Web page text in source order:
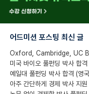
어드미션 포스팅 최신 글
Oxford, Cambridge, UC
미국 바이오 풀펀딩 박사 합
예일대 풀펀딩 박사 합격 (영
아주 간단하게 경제 박사 지원